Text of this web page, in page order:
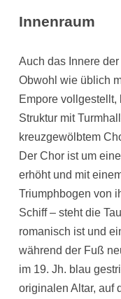
Innenraum
Auch das Innere
Obwohl wie üblich
Empore
Struktur mit
kreuzgewölbtem
Der Chor ist um
erhöht und mit
Triumphbogen von
Schiff – steht die
romanisch ist und
während der Fuß
im 19. Jh. blau
originalen Altar, auf